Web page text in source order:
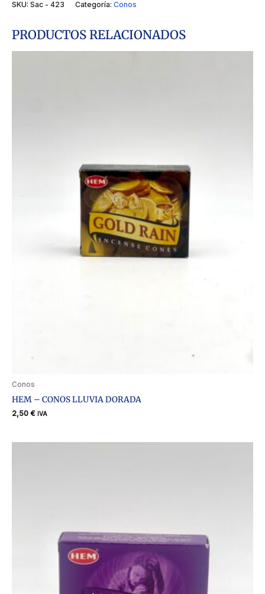
SKU: Sac - 423 Categoría: Conos
PRODUCTOS RELACIONADOS
Conos
HEM – CONOS LLUVIA DORADA
2,50 € IVA